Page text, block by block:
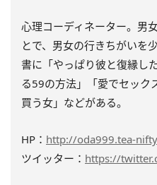
心理コーディネーター。男
とで、男女の行きちがいを
書に「やっぱり彼と復縁し
る59の方法」「愛でセック
買う女」などがある。
HP： http://oda999.tea-
ツイッター： https://